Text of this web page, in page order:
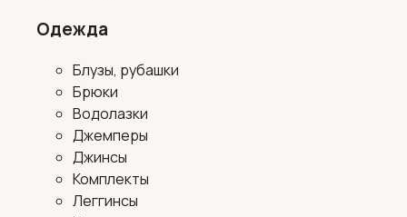
Одежда
Блузы, рубашки
Брюки
Водолазки
Джемперы
Джинсы
Комплекты
Леггинсы